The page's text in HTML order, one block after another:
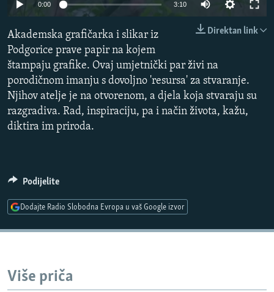
ISPRIČAJ MI
DNEVNO@RSE
SPECIJALI RSE
VIŠE OD NASLOVA
GENOCID U SREBRENICI
POPLAVE I KLIZIŠTA U BIH 2024.
MOJA EVROPA
TRI DECENIJE OD RATA U BIH
SVE KARTE DEJTONA
PRATITE NAS
Auto 240p 360p
1080p
0:00 3:10
480p
1080p
Direktan link
Akademska grafičarka i slikar iz
Podgorice prave papir na kojem
štampaju grafike. Ovaj umjetnički par živi na
porodičnom imanju s dovoljno 'resursa' za stvaranje.
Njihov atelje je na otvorenom, a djela koja stvaraju su
razgradiva. Rad, inspiraciju, pa i način života, kažu,
diktira im priroda.
Podijelite
Dodajte Radio Slobodna Evropa u vaš Google izvor
Više priča